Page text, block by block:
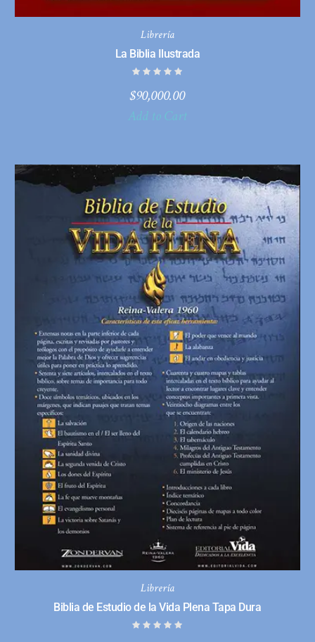
Librería
La Biblia Ilustrada
$90,000.00
Add to Cart
Librería
Biblia de Estudio de la Vida Plena Tapa Dura